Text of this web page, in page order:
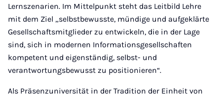
Lernszenarien. Im Mittelpunkt steht das Leitbild Lehre
mit dem Ziel „selbstbewusste, mündige und aufgeklärte
Gesellschaftsmitglieder zu entwickeln, die in der Lage
sind, sich in modernen Informationsgesellschaften
kompetent und eigenständig, selbst- und
verantwortungsbewusst zu positionieren“.
Als Präsenzuniversität in der Tradition der Einheit von